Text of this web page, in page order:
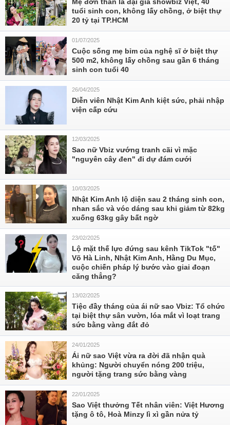
tuổi sinh con, không lấy chồng, ở biệt thự
20 tỷ tại TP.HCM
01/07/2025
Cuộc sống mẹ bỉm của nghệ sĩ ở biệt thự
500 m2, không lấy chồng sau gần 6 tháng
sinh con tuổi 40
26/04/2025
Diễn viên Nhật Kim Anh kiệt sức, phải nhập
viện cấp cứu
12/03/2025
Sao nữ Vbiz vướng tranh cãi vì mặc
"nguyên cây đen" đi dự đám cưới
10/03/2025
Nhật Kim Anh lộ diện sau 2 tháng sinh con,
nhan sắc và vóc dáng sau khi giảm từ 82kg
xuống 63kg gây bất ngờ
23/02/2025
Lộ mặt thế lực đứng sau kênh TikTok "tố"
Võ Hà Linh, Nhật Kim Anh, Hằng Du Mục,
cuộc chiến pháp lý bước vào giai đoạn
căng thẳng?
13/02/2025
Tiệc đầy tháng của ái nữ sao Vbiz: Tổ chức
tại biệt thự sân vườn, lóa mắt vì loạt trang
sức bằng vàng đắt đỏ
24/01/2025
Ái nữ sao Việt vừa ra đời đã nhận quà
khủng: Người chuyển nóng 200 triệu,
người tặng trang sức bằng vàng
22/01/2025
Sao Việt thưởng Tết nhân viên: Việt Hương
tặng ô tô, Hoà Minzy lì xì gần nửa tỷ